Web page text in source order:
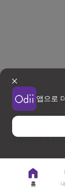
앱으로
이용약관 개인정보
우)26464 강원특별
사업자등록번호
홈